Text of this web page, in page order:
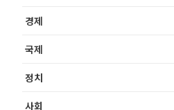
경제
국제
정치
사회